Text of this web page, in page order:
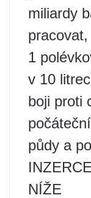
miliardy
1
v 10
boji proti
půdy a
NÍŽE